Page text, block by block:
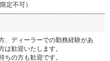
定不可）
、ディーラーでの勤務経験があ
は歓迎いたします。
ちの方も歓迎です。